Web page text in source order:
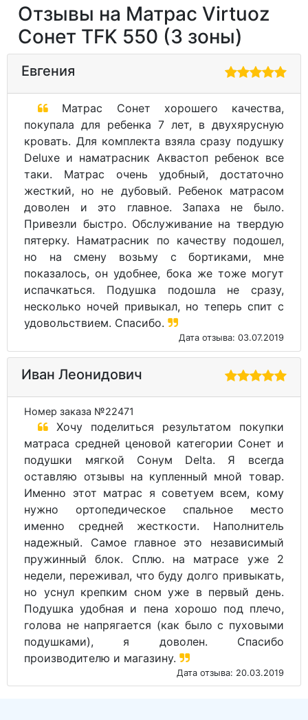
Отзывы на Матрас Virtuoz
Сонет TFK 550 (3 зоны)
Евгения
Матрас Сонет хорошего качества,
покупала для ребенка 7 лет, в двухярусную
кровать. Для комплекта взяла сразу подушку
Deluxe и наматрасник Аквастоп ребенок все
таки. Матрас очень удобный, достаточно
жесткий, но не дубовый. Ребенок матрасом
доволен и это главное. Запаха не было.
Привезли быстро. Обслуживание на твердую
пятерку. Наматрасник по качеству подошел,
но на смену возьму с бортиками, мне
показалось, он удобнее, бока же тоже могут
испачкаться. Подушка подошла не сразу,
несколько ночей привыкал, но теперь спит с
удовольствием. Спасибо.
Дата отзыва: 03.07.2019
Иван Леонидович
Номер заказа №22471
Хочу поделиться результатом покупки
матраса средней ценовой категории Сонет и
подушки мягкой Сонум Delta. Я всегда
оставляю отзывы на купленный мной товар.
Именно этот матрас я советуем всем, кому
нужно ортопедическое спальное место
именно средней жесткости. Наполнитель
надежный. Самое главное это независимый
пружинный блок. Сплю. на матрасе уже 2
недели, переживал, что буду долго привыкать,
но уснул крепким сном уже в первый день.
Подушка удобная и пена хорошо под плечо,
голова не напрягается (как было с пуховыми
подушками), я доволен. Спасибо
производителю и магазину.
Дата отзыва: 20.03.2019